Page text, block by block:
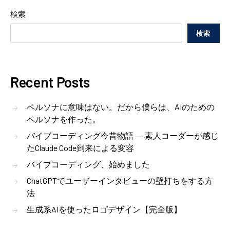
検索
検索
Recent Posts
ペルソナに意味はない。だから僕らは、AIのための
ペルソナを作った。
バイブコーディング今昔物語 ― 素人コーダーが感じ
たClaude Code到来による変容
バイブコーディング、始めました
ChatGPTでユーザーインタビューの壁打ちをする方
法
生成系AIを使ったロゴデザイン【完全版】